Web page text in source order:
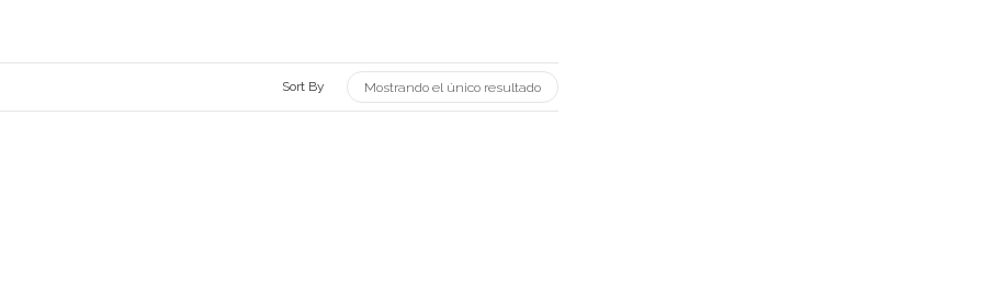
Mostrando el único resultado
Sort By